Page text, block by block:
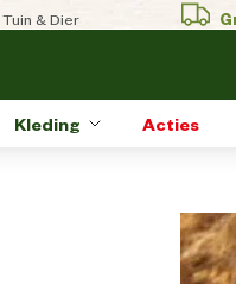
Tuin & Dier
Kleding Acties